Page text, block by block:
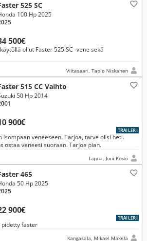
525 SC
500€
100 Hp 2025
ollut Faster 525 SC -vene sekä
Viitasaari, Tapio Niskanen
515 CC Vaihto
900€
50 Hp 2014
TRAILERI
isompaan veneeseen. Tarjoa, tarve olisi heti.
Voin myös ostaa veneesi suoraan. Tarjoa pian.
Lapua, Joni Koski
465
900€
50 Hp 2025
TRAILERI
pidetty faster
Kangasala, Mikael Mäkelä